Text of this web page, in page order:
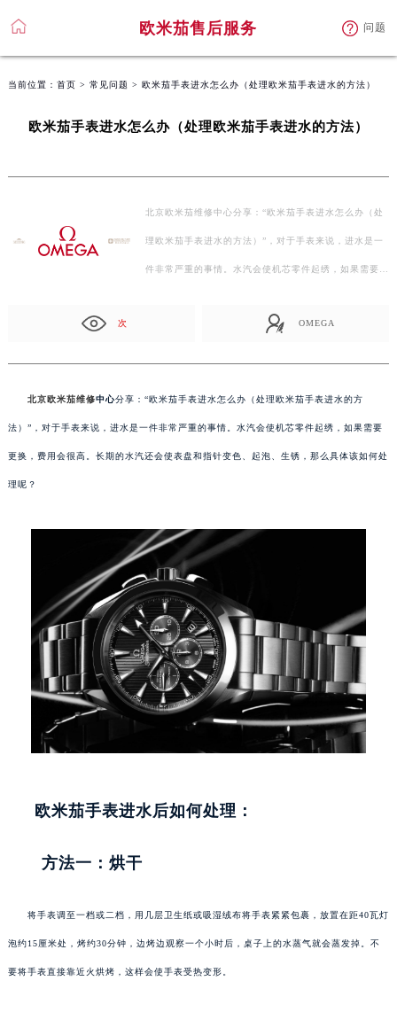
欧米茄售后服务 问题
当前位置： 首页 > 常见问题 > 欧米茄手表进水怎么办（处理欧米茄手表进水的方法）
欧米茄手表进水怎么办（处理欧米茄手表进水的方法）
北京欧米茄维修中心分享：“欧米茄手表进水怎么办（处
理欧米茄手表进水的方法）”，对于手表来说，进水是一
件非常严重的事情。水汽会使机芯零件起绣，如果需要更
次 OMEGA
北京欧米茄维修中心分享：“欧米茄手表进水怎么办（处理欧米茄手表进水的方
法）”，对于手表来说，进水是一件非常严重的事情。水汽会使机芯零件起绣，如果需要
更换，费用会很高。长期的水汽还会使表盘和指针变色、起泡、生锈，那么具体该如何处
理呢？
欧米茄手表进水后如何处理：
方法一：烘干
将手表调至一档或二档，用几层卫生纸或吸湿绒布将手表紧紧包裹，放置在距40瓦灯
泡约15厘米处，烤约30分钟，边烤边观察一个小时后，桌子上的水蒸气就会蒸发掉。不
要将手表直接靠近火烘烤，这样会使手表受热变形。